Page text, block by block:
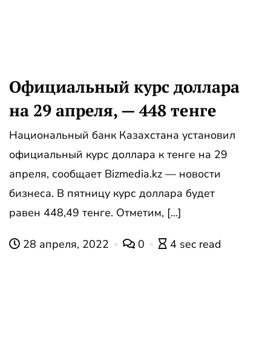
Официальный курс доллара
на 29 апреля, — 448 тенге
Национальный банк Казахстана установил
официальный курс доллара к тенге на 29
апреля, сообщает Bizmedia.kz — новости
бизнеса. В пятницу курс доллара будет
равен 448,49 тенге. Отметим, […]
28 апреля, 2022 0 4 sec read